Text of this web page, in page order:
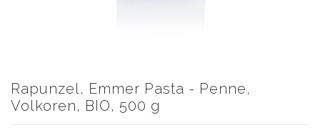
Rapunzel, Emmer Pasta - Penne,
Volkoren, BIO, 500 g